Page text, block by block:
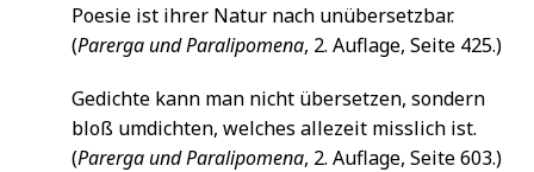
Poesie ist ihrer Natur nach unübersetzbar.
(Parerga und Paralipomena, 2. Auflage, Seite 425.)
Gedichte kann man nicht übersetzen, sondern
bloß umdichten, welches allezeit misslich ist.
(Parerga und Paralipomena, 2. Auflage, Seite 603.)